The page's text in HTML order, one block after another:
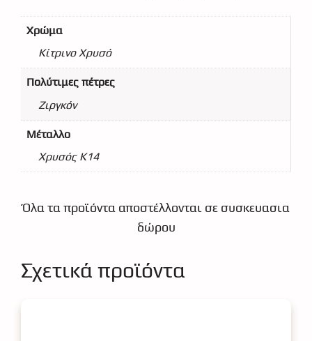
Χρώμα
Κίτρινο Χρυσό
Πολύτιμες πέτρες
Ζιργκόν
Μέταλλο
Χρυσός Κ14
Όλα τα προϊόντα αποστέλλονται σε συσκευασια
δώρου
Σχετικά προϊόντα